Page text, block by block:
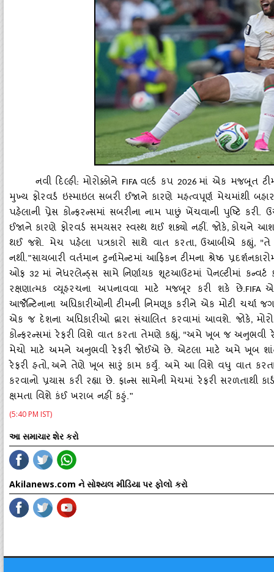
નવી દિલ્હી: મોરોક્કોને FIFA વર્લ્ડ કપ 2026 માં એક મજબૂત
મુખ્ય ફોરવર્ડ ઇસ્માઇલ સબરી ઈજાને કારણે મહત્વપૂર્ણ મેચમાંથી
પહેલાની પ્રેસ કોન્ફરન્સમાં સબરીના નામ પાછું ખેંચવાની પુષ્ટિ કરી.
ઈજાને કારણે ફોરવર્ડ સમયસર સ્વસ્થ થઈ શક્યો નહીં. જોકે, કોચને
થઈ જશે. મેચ પહેલા પત્રકારો સાથે વાત કરતા, ઉઆબીએ કહ્યું, "તે
નથી."સાયબારી વર્તમાન ટુર્નામેન્ટમાં આફ્રિકન ટીમના શ્રેષ્ઠ
ઓફ 32 માં નેધરલેન્ડ્સ સામે નિર્ણાયક શૂટઆઉટમાં પેનલ્ટીમાં કન્વર્ટ
રક્ષણાત્મક વ્યૂહરચના અપનાવવા માટે મજબૂર કરી શકે છે.FIFA
આર્જેન્ટિનાના અધિકારીઓની ટીમની નિમણૂક કરીને એક મોટી ચર્ચા
એક જ દેશના અધિકારીઓ દ્વારા સંચાલિત કરવામાં આવશે. જોકે,
કોન્ફરન્સમાં રેફરી વિશે વાત કરતા તેમણે કહ્યું, "અમે ખૂબ જ અનુભવી
મેચો માટે અમને અનુભવી રેફરી જોઈએ છે. એટલા માટે અમે ખૂબ
રેફરી હતો,અને તેણે ખૂબ સારું કામ કર્યું. અમે આ વિશે વધુ વાત
કરવાનો પ્રયાસ કરી રહ્યા છે. ફ્રાન્સ સામેની મેચમાં રેફરી સરળતાથી
ક્ષમતા વિશે કંઈ ખરાબ નહીં કહું."
(5:40 PM IST)
આ સમાચાર શેર કરો
Akilanews.com ને સોશ્યલ મીડિયા પર ફોલો કરો